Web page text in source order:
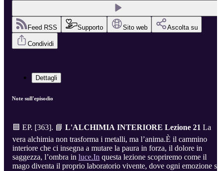
Feed RSS Supporto Sito web Ascolta su
Condividi
Dettagli
Note sull'episodio
🟦 EP. [363]. 📘 L'ALCHIMIA INTERIORE Lezione 21 La
vera alchimia non trasforma i metalli, ma l’anima.È il cammino
interiore che ci insegna a mutare la paura in forza, il dolore in
saggezza, l’ombra in luce.In questa lezione scopriremo come il
mago diventa il proprio laboratorio vivente, dove ogni emozione si